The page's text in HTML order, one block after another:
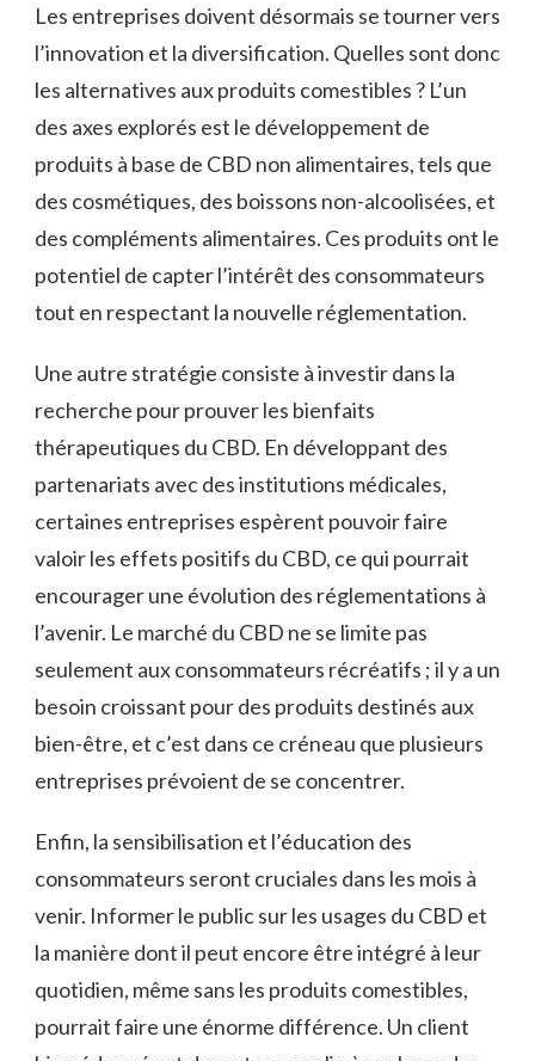
Les entreprises doivent désormais se tourner vers
l’innovation et la diversification. Quelles sont donc
les alternatives aux produits comestibles ? L’un
des axes explorés est le développement de
produits à base de CBD non alimentaires, tels que
des cosmétiques, des boissons non-alcoolisées, et
des compléments alimentaires. Ces produits ont le
potentiel de capter l’intérêt des consommateurs
tout en respectant la nouvelle réglementation.
Une autre stratégie consiste à investir dans la
recherche pour prouver les bienfaits
thérapeutiques du CBD. En développant des
partenariats avec des institutions médicales,
certaines entreprises espèrent pouvoir faire
valoir les effets positifs du CBD, ce qui pourrait
encourager une évolution des réglementations à
l’avenir. Le marché du CBD ne se limite pas
seulement aux consommateurs récréatifs ; il y a un
besoin croissant pour des produits destinés aux
bien-être, et c’est dans ce créneau que plusieurs
entreprises prévoient de se concentrer.
Enfin, la sensibilisation et l’éducation des
consommateurs seront cruciales dans les mois à
venir. Informer le public sur les usages du CBD et
la manière dont il peut encore être intégré à leur
quotidien, même sans les produits comestibles,
pourrait faire une énorme différence. Un client